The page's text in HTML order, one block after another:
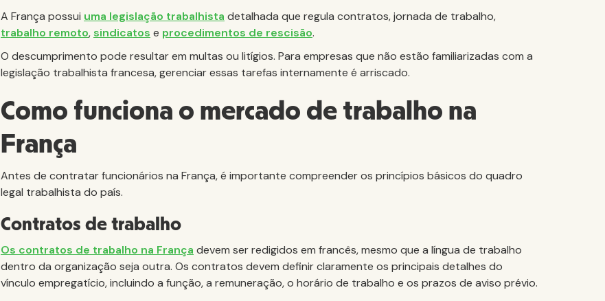
A França possui uma legislação trabalhista detalhada que regula contratos, jornada de trabalho,
trabalho remoto, sindicatos e procedimentos de rescisão.
O descumprimento pode resultar em multas ou litígios. Para empresas que não estão familiarizadas com a
legislação trabalhista francesa, gerenciar essas tarefas internamente é arriscado.
Como funciona o mercado de trabalho na
França
Antes de contratar funcionários na França, é importante compreender os princípios básicos do quadro
legal trabalhista do país.
Contratos de trabalho
Os contratos de trabalho na França devem ser redigidos em francês, mesmo que a língua de trabalho
dentro da organização seja outra. Os contratos devem definir claramente os principais detalhes do
vínculo empregatício, incluindo a função, a remuneração, o horário de trabalho e os prazos de aviso prévio.